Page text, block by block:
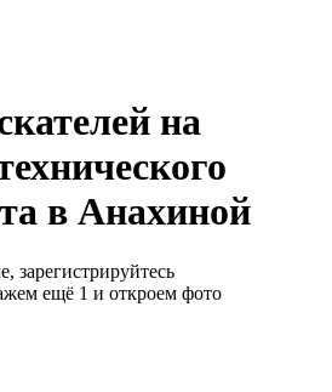
на
в Анахиной
зарегистрируйтесь
ещё 1 и откроем фото